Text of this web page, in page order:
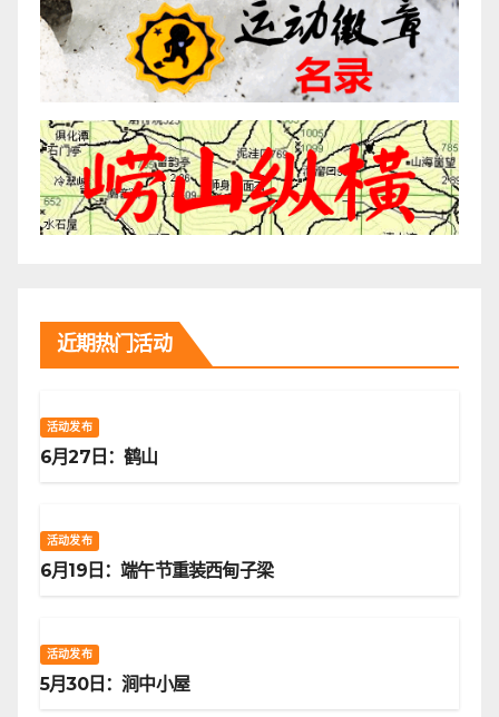
近期热门活动
活动发布
6月27日：鹤山
活动发布
6月19日：端午节重装西甸子梁
活动发布
5月30日：涧中小屋